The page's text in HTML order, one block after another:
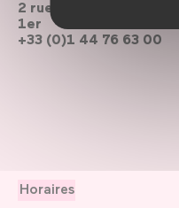
2 rue du cinéma, Paris
1er
+33 (0)1 44 76 63 00
Horaires